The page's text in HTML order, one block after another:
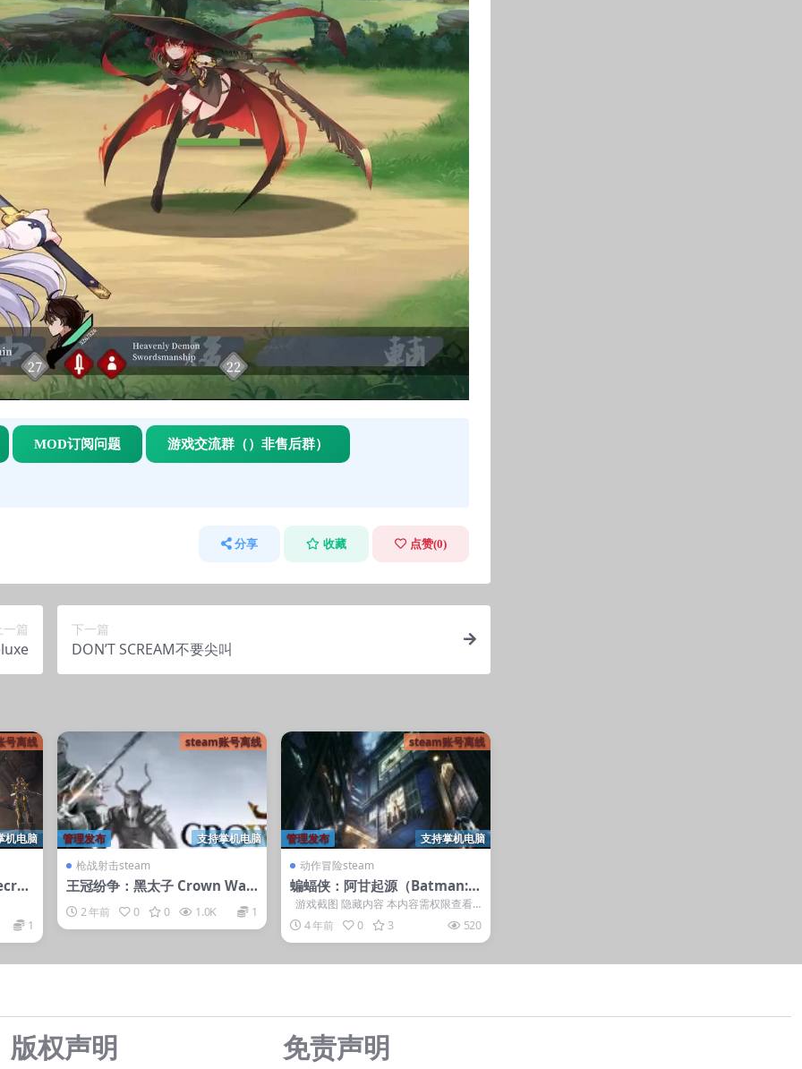
MOD订阅问题 游戏交流群（）非售后群）
分享 收藏 点赞(0)
一篇 下一篇
DON’T SCREAM不要尖叫
号离线
机电脑
1
steam账号离线
支持掌机电脑
管理发布
枪战射击steam
王冠纷争：黑太子 Crown War
s: The Black Prince
2 年前 0 0 1.0K 1
steam账号离线
支持掌机电脑
管理发布
动作冒险steam
蝙蝠侠：阿甘起源（Batman: A
rkham OriginsBatman™: Ar
kham Knight
游戏截图 隐藏内容 本内容需权限查看
登录后获取 普通用户: 1游...
4 年前 0 3 520
版权声明 免责声明